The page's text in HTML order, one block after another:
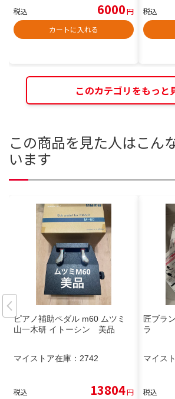
税込 6000円
カートに入れる
税込
このカテゴリをもっと
この商品を見た人はこん
います
ピアノ補助ペダル m60 ムツミ
山一木研 イトーシン 美品
マイストア在庫： 2742
税込 13804円
匠ブラ
ラ
マイス
税込